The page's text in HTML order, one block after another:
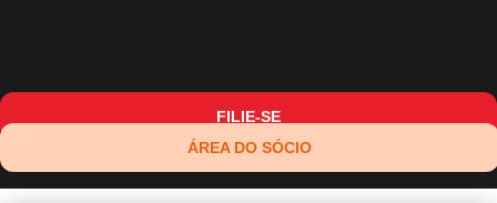
FILIE-SE
ÁREA DO SÓCIO